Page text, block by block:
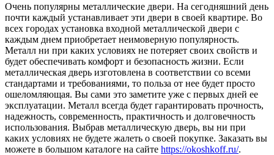
Очень популярны металлические двери. На сегодняшний день
почти каждый устанавливает эти двери в своей квартире. Во
всех городах установка входной металлической двери с
каждым днем приобретает неимоверную популярность.
Металл ни при каких условиях не потеряет своих свойств и
будет обеспечивать комфорт и безопасность жизни. Если
металлическая дверь изготовлена в соответствии со всеми
стандартами и требованиями, то польза от нее будет просто
ошеломляющая. Вы сами это заметите уже с первых дней ее
эксплуатации. Металл всегда будет гарантировать прочность,
надежность, современность, практичность и долговечность
использования. Выбрав металлическую дверь, вы ни при
каких условиях не будете жалеть о своей покупке. Заказать вы
можете в большом каталоге на сайте https://okoshkoff.ru/.